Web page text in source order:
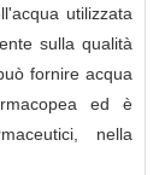
utilizzata
sulla qualità
fornire acqua
ed è
nella